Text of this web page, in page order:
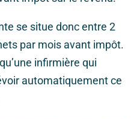
se situe donc entre 2
par mois avant impôt.
infirmière qui
automatiquement ce